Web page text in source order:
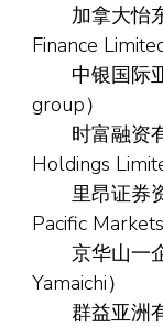
加拿大怡东
Finance Limited
中银国际亚
group）
时富融资有
Holdings
里昂证券资
Pacific Markets
京华山一企
Yamaichi）
群益亚洲有